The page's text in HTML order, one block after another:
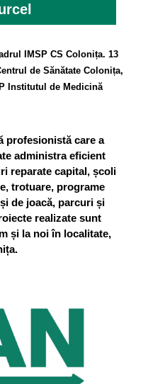
IMSP CS Colonița. 13
de Sănătate Colonița,
Institutul de Medicină
profesionistă care a
administra eficient
reparate capital, școli
trotuare, programe
de joacă, parcuri și
realizate sunt
și la noi în localitate,